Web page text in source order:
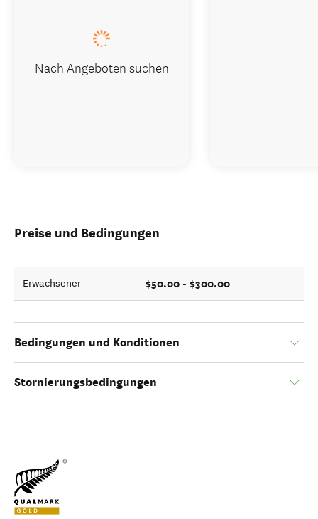
Preise und Bedingungen
Erwachsener $50.00 - $300.00
Bedingungen und Konditionen
Stornierungsbedingungen
Nach Angeboten suchen